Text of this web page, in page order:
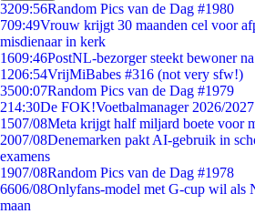
3209:56Random Pics van de Dag #1980
709:49Vrouw krijgt 30 maanden cel voor
misdienaar in kerk
1609:46PostNL-bezorger steekt bewoner
1206:54VrijMiBabes #316 (not very sfw!)
3500:07Random Pics van de Dag #1979
214:30De FOK!Voetbalmanager 2026/
1507/08Meta krijgt half miljard boete voor
2007/08Denemarken pakt AI-gebruik in
examens
1907/08Random Pics van de Dag #1978
6606/08Onlyfans-model met G-cup wil als
maan